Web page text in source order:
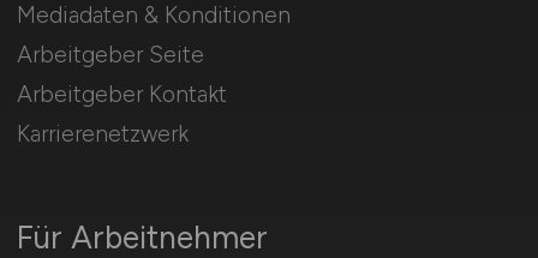
Für Arbeitnehmer
Mediadaten & Konditionen
Arbeitgeber Seite
Arbeitgeber Kontakt
Karrierenetzwerk